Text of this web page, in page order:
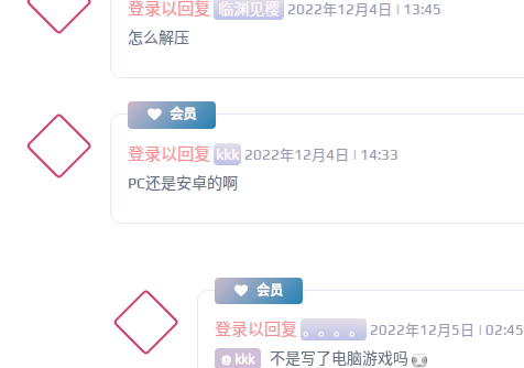
登录以回复 临渊见樱 2022年12月4日 | 13:45
怎么解压
会员
登录以回复 kkk 2022年12月4日 | 14:33
PC还是安卓的啊
会员
登录以回复 。。。。 2022年12月5日 | 02:45
@ kkk 不是写了电脑游戏吗